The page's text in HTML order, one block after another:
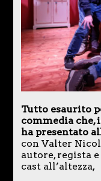
Tutto esaurito
commedia che,
ha presentato
con Valter
autore, regista
cast all’altezza,